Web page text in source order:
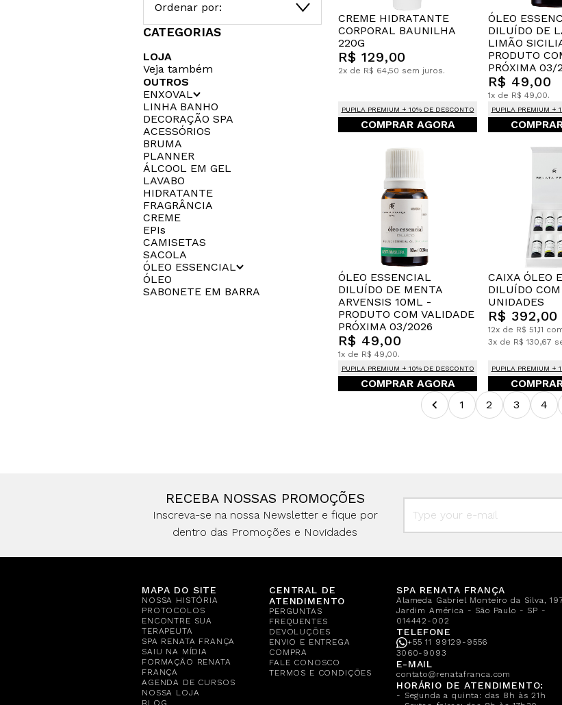
Ordenar por:
CATEGORIAS
LOJA
Veja também
OUTROS
ENXOVAL
LINHA BANHO
DECORAÇÃO SPA
ACESSÓRIOS
BRUMA
PLANNER
ÁLCOOL EM GEL
LAVABO
HIDRATANTE
FRAGRÂNCIA
CREME
EPIs
CAMISETAS
SACOLA
ÓLEO ESSENCIAL
ÓLEO
SABONETE EM BARRA
CREME HIDRATANTE
CORPORAL BAUNILHA
220G
R$ 129,00
2x de R$ 64,50 sem juros.
PUPILA PREMIUM + 10% DE DESCONTO
COMPRAR AGORA
ÓLEO
DILUÍDO DE
LIMÃO
PRODUTO
PRÓXIMA 03/
R$ 49,00
1x de R$ 49,00.
PUPILA PREMIUM +
ÓLEO ESSENCIAL
DILUÍDO DE MENTA
ARVENSIS 10ML -
PRODUTO COM VALIDADE
PRÓXIMA 03/2026
R$ 49,00
1x de R$ 49,00.
PUPILA PREMIUM + 10% DE DESCONTO
COMPRAR AGORA
CAIXA ÓLEO
DILUÍDO
UNIDADES
R$ 392,00
12x de R$ 51,11
3x de R$ 130,67
PUPILA PREMIUM +
1
2 3 4
RECEBA NOSSAS PROMOÇÕES
Inscreva-se na nossa Newsletter e fique por
dentro das Promoções e Novidades
MAPA DO SITE
NOSSA HISTÓRIA
PROTOCOLOS
ENCONTRE SUA
TERAPEUTA
SPA RENATA FRANÇA
SAIU NA MÍDIA
FORMAÇÃO RENATA
FRANÇA
AGENDA DE CURSOS
NOSSA LOJA
BLOG
CENTRAL DE
ATENDIMENTO
PERGUNTAS
FREQUENTES
DEVOLUÇÕES
ENVIO E ENTREGA
COMPRA
FALE CONOSCO
TERMOS E CONDIÇÕES
SPA RENATA FRANÇA
Alameda Gabriel Monteiro da Silva,
Jardim América - São Paulo - SP -
014442-002
TELEFONE
+55 11 99129-9556
3060-9093
E-MAIL
contato@renatafranca.com
HORÁRIO DE ATENDIMENTO:
- Segunda a quinta: das 8h às 21h